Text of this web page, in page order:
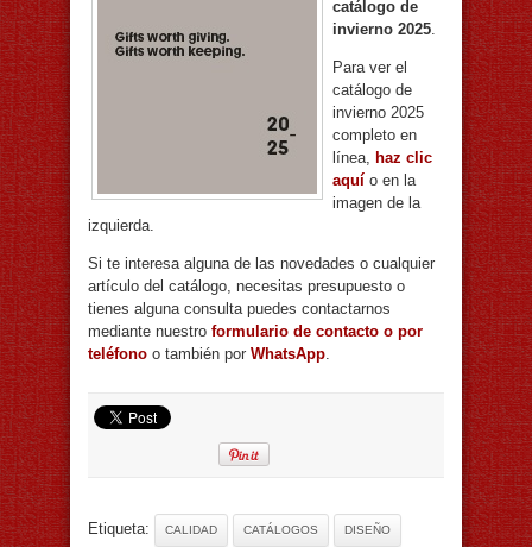
catálogo de
invierno 2025.
Para ver el
catálogo de
invierno 2025
completo en
línea, haz clic
aquí o en la
imagen de la
izquierda.
Si te interesa alguna de las novedades o cualquier
artículo del catálogo, necesitas presupuesto o
tienes alguna consulta puedes contactarnos
mediante nuestro formulario de contacto o por
teléfono o también por WhatsApp.
Etiqueta: CALIDAD CATÁLOGOS DISEÑO